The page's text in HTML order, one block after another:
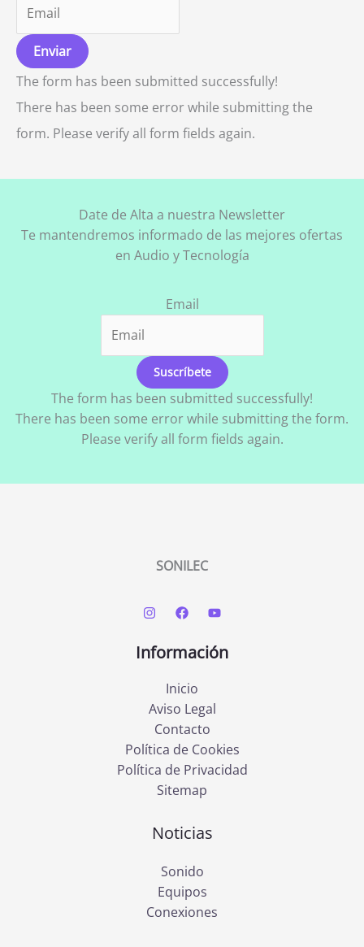
Enviar
The form has been submitted successfully!
There has been some error while submitting the
form. Please verify all form fields again.
Date de Alta a nuestra Newsletter
Te mantendremos informado de las mejores ofertas
en Audio y Tecnología
Email
Suscríbete
The form has been submitted successfully!
There has been some error while submitting the form.
Please verify all form fields again.
SONILEC
Información
Inicio
Aviso Legal
Contacto
Política de Cookies
Política de Privacidad
Sitemap
Noticias
Sonido
Equipos
Conexiones